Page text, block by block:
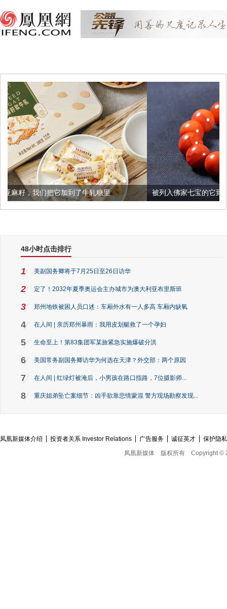
加到了牛轧糖里 被列入佛家七宝的它到底有多美？
48小时点击排行
1 美副国务卿将于7月25日至26日访华
2 定了！2032年夏季奥运会主办城市为澳大利亚布里斯班
3 郑州地铁被困人员口述：车厢外水有一人多高 车厢内缺氧
4 在人间 | 亲历郑州暴雨：我用皮划艇救了一个孕妇
5 生命至上！第83集团军某旅紧急实施爆破分洪
6 美国常务副国务卿访华为何选在天津？外交部：两个原因
7 在人间 | 红绿灯被淹后，小男孩在路口指路，7位摄影师...
8 重庆姐弟坠亡案细节：凶手欲靠悲情蒙混 警方现场勘察发现...
凤凰新媒体介绍 投资者关系 Investor Relations 广告服务 诚征英才
保护隐
凤凰新媒体
版权所有 Copyright ©